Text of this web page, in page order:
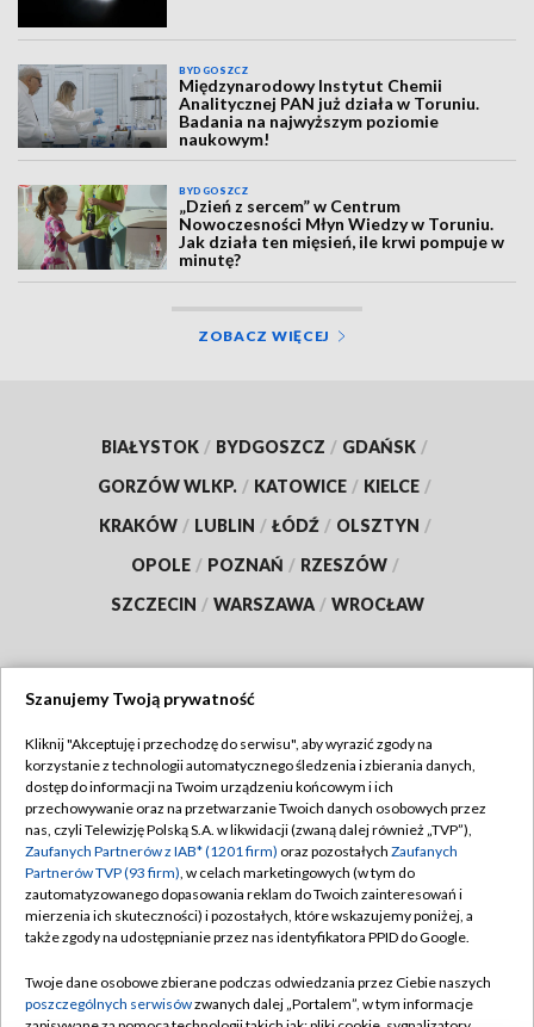
BYDGOSZCZ
Międzynarodowy Instytut Chemii
Analitycznej PAN już działa w Toruniu.
Badania na najwyższym poziomie
naukowym!
BYDGOSZCZ
„Dzień z sercem” w Centrum
Nowoczesności Młyn Wiedzy w Toruniu.
Jak działa ten mięsień, ile krwi pompuje w
minutę?
ZOBACZ WIĘCEJ
BIAŁYSTOK / BYDGOSZCZ / GDAŃSK /
GORZÓW WLKP. / KATOWICE / KIELCE /
KRAKÓW / LUBLIN / ŁÓDŹ / OLSZTYN /
OPOLE / POZNAŃ / RZESZÓW /
SZCZECIN / WARSZAWA / WROCŁAW
TVP
Abonament TVP
Emisja w TVP
Centrum informacji TVP
Naziemna Telewizja Cyfrowa
Rada Programowa
Regulamin TVP
Polityka prywatności
Moje zgody
Pomoc
Kontakt
Szanujemy Twoją prywatność
Kliknij "Akceptuję i przechodzę do serwisu", aby wyrazić zgody na
korzystanie z technologii automatycznego śledzenia i zbierania danych,
dostęp do informacji na Twoim urządzeniu końcowym i ich
przechowywanie oraz na przetwarzanie Twoich danych osobowych przez
nas, czyli Telewizję Polską S.A. w likwidacji (zwaną dalej również „TVP”),
Zaufanych Partnerów z IAB* (1201 firm) oraz pozostałych Zaufanych
Partnerów TVP (93 firm), w celach marketingowych (w tym do
zautomatyzowanego dopasowania reklam do Twoich zainteresowań i
mierzenia ich skuteczności) i pozostałych, które wskazujemy poniżej, a
także zgody na udostępnianie przez nas identyfikatora PPID do Google.
Twoje dane osobowe zbierane podczas odwiedzania przez Ciebie naszych
poszczególnych serwisówzwanych dalej „Portalem”, w tym informacje